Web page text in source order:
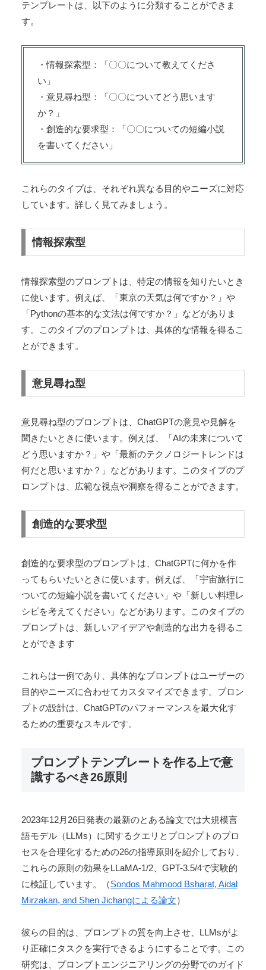
テンプレートは、以下のように分類することができま
す。
・情報探索型：「〇〇について教えてくださ
い」
・意見尋ね型：「〇〇についてどう思います
か？」
・創造的な要求型：「〇〇についての短編小説
を書いてください」
これらのタイプは、それぞれ異なる目的やニーズに対応
しています。詳しく見てみましょう。
情報探索型
情報探索型のプロンプトは、特定の情報を知りたいとき
に使います。例えば、「東京の天気は何ですか？」や
「Pythonの基本的な文法は何ですか？」などがありま
す。このタイプのプロンプトは、具体的な情報を得るこ
とができます。
意見尋ね型
意見尋ね型のプロンプトは、ChatGPTの意見や見解を
聞きたいときに使います。例えば、「AIの未来について
どう思いますか？」や「最新のテクノロジートレンドは
何だと思いますか？」などがあります。このタイプのプ
ロンプトは、広範な視点や洞察を得ることができます。
創造的な要求型
創造的な要求型のプロンプトは、ChatGPTに何かを作
ってもらいたいときに使います。例えば、「宇宙旅行に
ついての短編小説を書いてください」や「新しい料理レ
シピを考えてください」などがあります。このタイプの
プロンプトは、新しいアイデアや創造的な出力を得るこ
とができます
これらは一例であり、具体的なプロンプトはユーザーの
目的やニーズに合わせてカスタマイズできます。プロン
プトの設計は、ChatGPTのパフォーマンスを最大化す
るための重要なスキルです。
プロンプトテンプレートを作る上で意
識するべき26原則
2023年12月26日発表の最新のとある論文では大規模言
語モデル（LLMs）に関するクエリとプロンプトのプロ
セスを合理化するための26の指導原則を紹介しており、
これらの原則の効果をLLaMA-1/2、GPT-3.5/4で実験的
に検証しています。（Sondos Mahmood Bsharat, Aidal
Mirzakan, and Shen Jichangによる論文）
彼らの目的は、プロンプトの質を向上させ、LLMsがよ
り正確にタスクを実行できるようにすることです。この
研究は、プロンプトエンジニアリングの分野でのガイド